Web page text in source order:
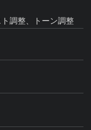
調整、トーン調整